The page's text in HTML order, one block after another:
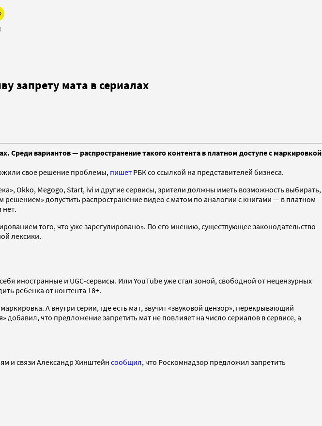
запрету мата в сериалах
вариантов — распространение такого контента в платном доступе с маркировкой
свое решение проблемы, пишет РБК со ссылкой на представителей бизнеса.
Okko, Megogo, Start, ivi и другие сервисы, зрители должны иметь возможность выбирать,
допустить распространение видео с матом по аналогии с книгами — в платном
того, что уже зарегулировано». По его мнению, существующее законодательство
лексики.
иностранные и UGC-сервисы. Или YouTube уже стал зоной, свободной от нецензурных
ребенка от контента 18+.
А внутри серии, где есть мат, звучит «звуковой цензор», перекрывающий
что предложение запретить мат не повлияет на число сериалов в сервисе, а
и связи Александр Хинштейн сообщил, что Роскомнадзор предложил запретить